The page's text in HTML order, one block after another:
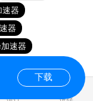
速器
器
速器
排行 推荐
下载
0.056366s